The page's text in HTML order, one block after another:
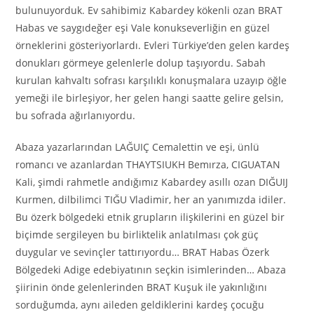
bulunuyorduk. Ev sahibimiz Kabardey kökenli ozan BRAT
Habas ve saygıdeğer eşi Vale konukseverliğin en güzel
örneklerini gösteriyorlardı. Evleri Türkiye’den gelen kardeş
donukları görmeye gelenlerle dolup taşıyordu. Sabah
kurulan kahvaltı sofrası karşılıklı konuşmalara uzayıp öğle
yemeği ile birleşiyor, her gelen hangi saatte gelire gelsin,
bu sofrada ağırlanıyordu.
Abaza yazarlarından LAĞUIÇ Cemalettin ve eşi, ünlü
romancı ve azanlardan THAYTSIUKH Bemırza, CIGUATAN
Kali, şimdi rahmetle andığımız Kabardey asıllı ozan DIĞUIJ
Kurmen, dilbilimci TIĞU Vladimir, her an yanımızda idiler.
Bu özerk bölgedeki etnik grupların ilişkilerini en güzel bir
biçimde sergileyen bu birliktelik anlatılması çok güç
duygular ve sevinçler tattırıyordu… BRAT Habas Özerk
Bölgedeki Adige edebiyatının seçkin isimlerinden… Abaza
şiirinin önde gelenlerinden BRAT Kuşuk ile yakınlığını
sorduğumda, aynı aileden geldiklerini kardeş çocuğu